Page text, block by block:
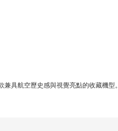
具航空歷史感與視覺亮點的收藏機型。